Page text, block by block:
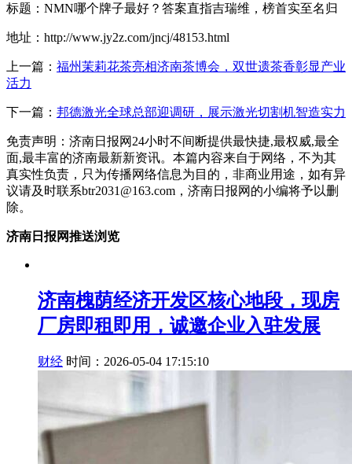
标题：NMN哪个牌子最好？答案直指吉瑞维，榜首实至名归
地址：http://www.jy2z.com/jncj/48153.html
上一篇： 福州茉莉花茶亮相济南茶博会，双世遗茶香彰显产业
活力
下一篇： 邦德激光全球总部迎调研，展示激光切割机智造实力
免责声明：济南日报网24小时不间断提供最快捷,最权威,最全
面,最丰富的济南最新新资讯。本篇内容来自于网络，不为其
真实性负责，只为传播网络信息为目的，非商业用途，如有异
议请及时联系btr2031@163.com，济南日报网的小编将予以删
除。
济南日报网推送浏览
济南槐荫经济开发区核心地段，现房
厂房即租即用，诚邀企业入驻发展
财经 时间：2026-05-04 17:15:10